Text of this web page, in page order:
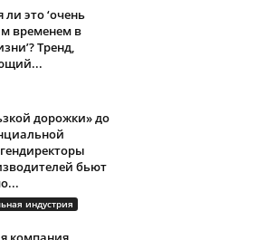
ли это ‘очень
временем в
Тренд,
дорожки» до
бьют
индустрия